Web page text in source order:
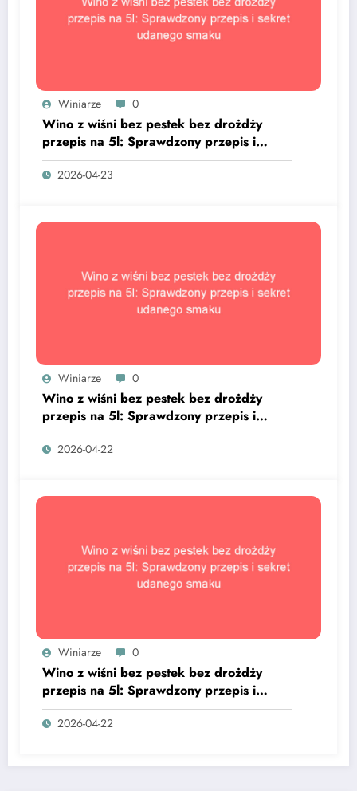
Winiarze 0
Wino z wiśni bez pestek bez drożdży
przepis na 5l: Sprawdzony przepis i
sekret udanego smaku
2026-04-23
Winiarze 0
Wino z wiśni bez pestek bez drożdży
przepis na 5l: Sprawdzony przepis i
sekret udanego smaku
2026-04-22
Winiarze 0
Wino z wiśni bez pestek bez drożdży
przepis na 5l: Sprawdzony przepis i
sekret udanego smaku
2026-04-22